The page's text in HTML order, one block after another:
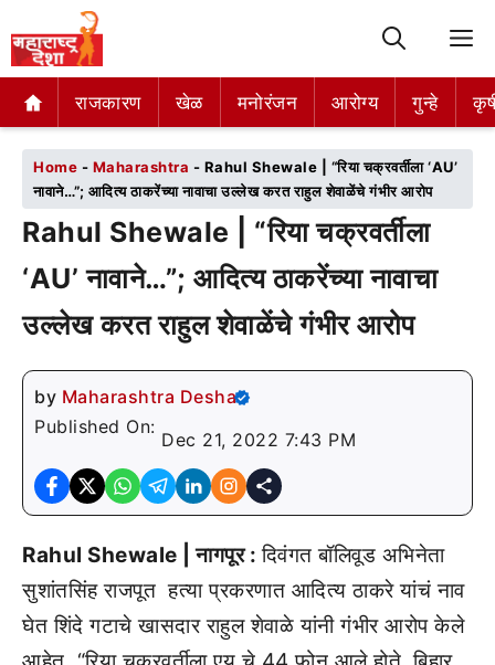
राजकारण खेळ मनोरंजन आरोग्य गुन्हे
राजकारण खेळ मनोरंजन आरोग्य गुन्हे
Home - Maharashtra - Rahul Shewale | “रिया चक्रवर्तीला ‘AU’
नावाने…”; आदित्य ठाकरेंच्या नावाचा उल्लेख करत राहुल शेवाळेंचे गंभीर आरोप
Rahul Shewale | “रिया चक्रवर्तीला
‘AU’ नावाने…”; आदित्य ठाकरेंच्या नावाचा
उल्लेख करत राहुल शेवाळेंचे गंभीर आरोप
by Maharashtra Desha
Published On:
Dec 21, 2022 7:43 PM
Rahul Shewale | नागपूर :दिवंगत बॉलिवूड अभिनेता
सुशांतसिंह राजपूत हत्या प्रकरणात आदित्य ठाकरे यांचं नाव
घेत शिंदे गटाचे खासदार राहुल शेवाळे यांनी गंभीर आरोप केले